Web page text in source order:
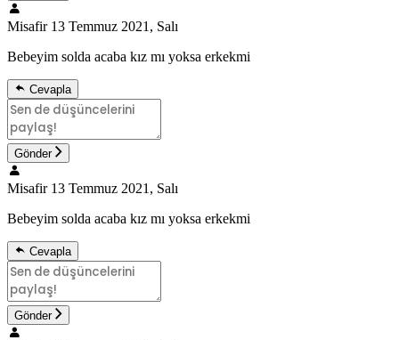
Misafir 13 Temmuz 2021, Salı
Bebeyim solda acaba kız mı yoksa erkekmi
Cevapla
Gönder
Misafir 13 Temmuz 2021, Salı
Bebeyim solda acaba kız mı yoksa erkekmi
Cevapla
Gönder